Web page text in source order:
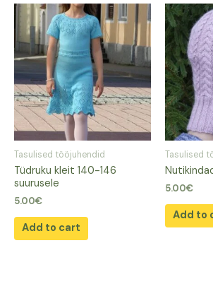
Tasulised tööjuhendid
Tüdruku kleit 140-146
suurusele
5.00€
Add to cart
Tasulised
5.00€
Add to